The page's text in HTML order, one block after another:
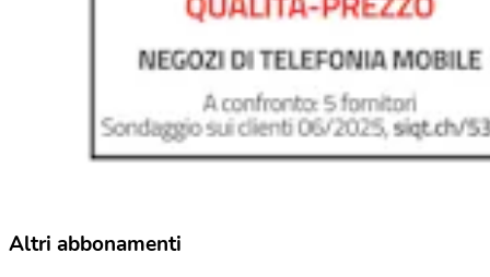
Altri abbonamenti